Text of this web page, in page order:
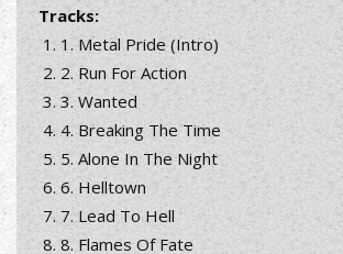
Tracks:
1. Metal Pride (Intro)
2. Run For Action
3. Wanted
4. Breaking The Time
5. Alone In The Night
6. Helltown
7. Lead To Hell
8. Flames Of Fate